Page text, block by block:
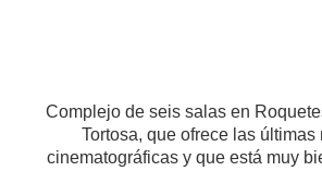
Complejo de seis salas en
Tortosa, que ofrece las últimas
cinematográficas y que está muy